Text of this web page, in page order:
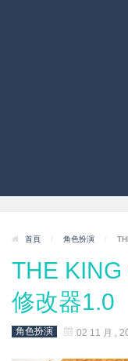
首頁 / 角色扮演 /
THE KING
修改器1.0
角色扮演 02 11 月 ,